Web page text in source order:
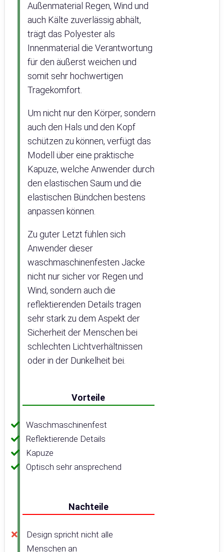
Außenmaterial Regen, Wind und
auch Kälte zuverlässig abhält,
trägt das Polyester als
Innenmaterial die Verantwortung
für den äußerst weichen und
somit sehr hochwertigen
Tragekomfort.
Um nicht nur den Körper, sondern
auch den Hals und den Kopf
schützen zu können, verfügt das
Modell über eine praktische
Kapuze, welche Anwender durch
den elastischen Saum und die
elastischen Bündchen bestens
anpassen können.
Zu guter Letzt fühlen sich
Anwender dieser
waschmaschinenfesten Jacke
nicht nur sicher vor Regen und
Wind, sondern auch die
reflektierenden Details tragen
sehr stark zu dem Aspekt der
Sicherheit der Menschen bei
schlechten Lichtverhältnissen
oder in der Dunkelheit bei.
Vorteile
Waschmaschinenfest
Reflektierende Details
Kapuze
Optisch sehr ansprechend
Nachteile
Design spricht nicht alle
Menschen an